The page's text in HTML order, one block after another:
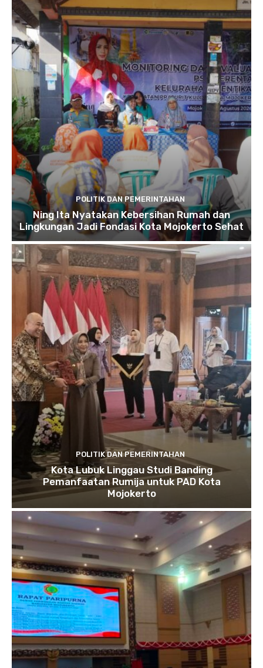
POLITIK DAN PEMERINTAHAN
Ning Ita Nyatakan Kebersihan Rumah dan
Lingkungan Jadi Fondasi Kota Mojokerto Sehat
POLITIK DAN PEMERINTAHAN
Kota Lubuk Linggau Studi Banding
Pemanfaatan Rumija untuk PAD Kota
Mojokerto